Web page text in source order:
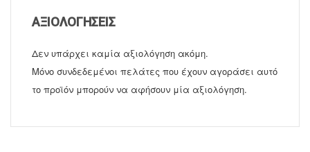
ΑΞΙΟΛΟΓΉΣΕΙΣ
Δεν υπάρχει καμία αξιολόγηση ακόμη.
Μόνο συνδεδεμένοι πελάτες που έχουν αγοράσει αυτό
το προϊόν μπορούν να αφήσουν μία αξιολόγηση.